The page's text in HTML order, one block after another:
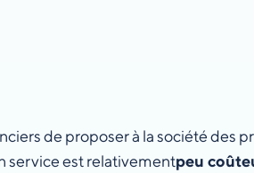
de proposer à la société des
service est relativementpeu